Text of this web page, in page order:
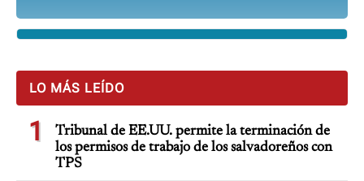
LO MÁS LEÍDO
1
Tribunal de EE.UU. permite la terminación de
los permisos de trabajo de los salvadoreños con
TPS